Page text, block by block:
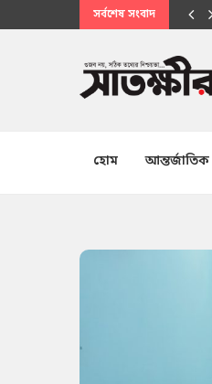
সর্বশেষ সংবাদ
হোম আন্তর্জাতিক